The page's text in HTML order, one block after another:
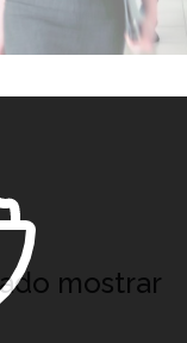
mostrar